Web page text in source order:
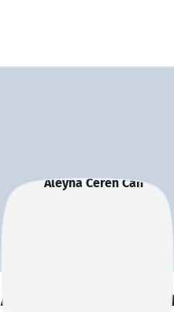
Aleyna Ceren Can